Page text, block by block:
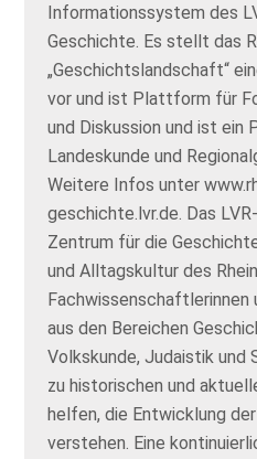
Informationssystem des
Geschichte. Es stellt das
„Geschichtslandschaft“
vor und ist Plattform für
und Diskussion und ist
Landeskunde und
Weitere Infos unter
geschichte.lvr.de. Das
Zentrum für die
und Alltagskultur des
aus den Bereichen
Volkskunde, Judaistik und
zu historischen und
helfen, die Entwicklung
verstehen. Eine